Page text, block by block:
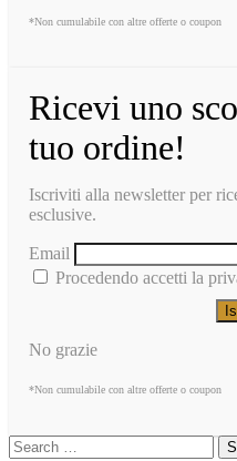
*Non cumulabile con altre offerte o coupon
Ricevi uno
tuo ordine!
Iscriviti alla newsletter per
esclusive.
Email
Procedendo accetti la
No grazie
*Non cumulabile con altre offerte o coupon